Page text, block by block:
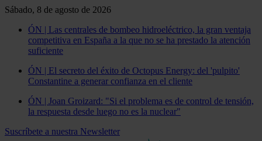
Sábado, 8 de agosto de 2026
ÓN | Las centrales de bombeo hidroeléctrico, la gran ventaja
competitiva en España a la que no se ha prestado la atención
suficiente
ÓN | El secreto del éxito de Octopus Energy: del 'pulpito'
Constantine a generar confianza en el cliente
ÓN | Joan Groizard: "Si el problema es de control de tensión,
la respuesta desde luego no es la nuclear"
Suscríbete a nuestra Newsletter